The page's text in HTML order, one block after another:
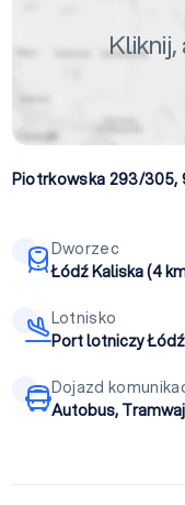
Kliknij,
Piotrkowska 293/
Dworzec
Łódź Kaliska (4
Lotnisko
Port lotniczy Łódź
Dojazd
Autobus, Tramwaj